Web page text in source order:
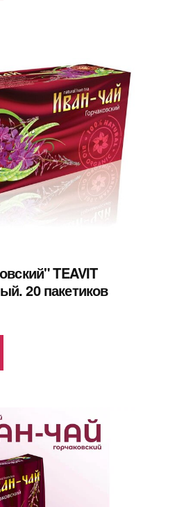
TEAVIT
20 пакетиков